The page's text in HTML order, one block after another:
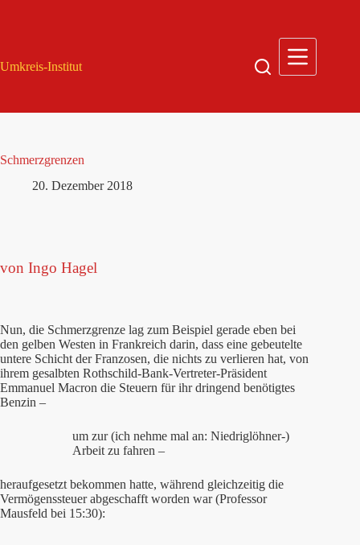
Umkreis-Institut
Schmerzgrenzen
20. Dezember 2018
von Ingo Hagel
Nun, die Schmerzgrenze lag zum Beispiel gerade eben bei
den gelben Westen in Frankreich darin, dass eine gebeutelte
untere Schicht der Franzosen, die nichts zu verlieren hat, von
ihrem gesalbten Rothschild-Bank-Vertreter-Präsident
Emmanuel Macron die Steuern für ihr dringend benötigtes
Benzin –
um zur (ich nehme mal an: Niedriglöhner-)
Arbeit zu fahren –
heraufgesetzt bekommen hatte, während gleichzeitig die
Vermögenssteuer abgeschafft worden war (Professor
Mausfeld bei 15:30):